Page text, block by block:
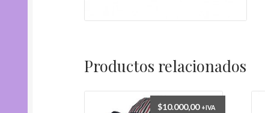
Productos relacionados
$10.000,00 +IVA